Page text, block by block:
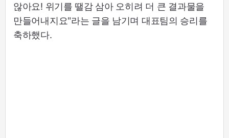
않아요! 위기를 땔감 삼아 오히려 더 큰 결과물을
만들어내지요"라는 글을 남기며 대표팀의 승리를
축하했다.